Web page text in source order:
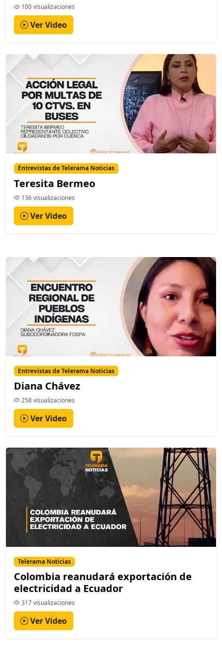
100 visualizaciones
Ver Video
Entrevistas de Telerama Noticias
Teresita Bermeo
136 visualizaciones
Ver Video
Entrevistas de Telerama Noticias
Diana Chávez
258 visualizaciones
Ver Video
Telerama Noticias
Colombia reanudará exportación de
electricidad a Ecuador
317 visualizaciones
Ver Video